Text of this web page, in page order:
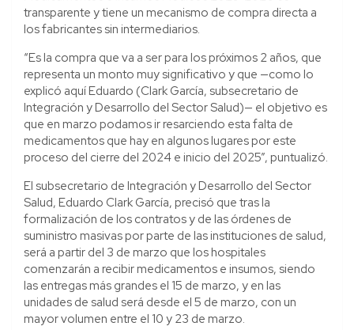
transparente y tiene un mecanismo de compra directa a
los fabricantes sin intermediarios.
“Es la compra que va a ser para los próximos 2 años, que
representa un monto muy significativo y que —como lo
explicó aquí Eduardo (Clark García, subsecretario de
Integración y Desarrollo del Sector Salud)— el objetivo es
que en marzo podamos ir resarciendo esta falta de
medicamentos que hay en algunos lugares por este
proceso del cierre del 2024 e inicio del 2025”, puntualizó.
El subsecretario de Integración y Desarrollo del Sector
Salud, Eduardo Clark García, precisó que tras la
formalización de los contratos y de las órdenes de
suministro masivas por parte de las instituciones de salud,
será a partir del 3 de marzo que los hospitales
comenzarán a recibir medicamentos e insumos, siendo
las entregas más grandes el 15 de marzo, y en las
unidades de salud será desde el 5 de marzo, con un
mayor volumen entre el 10 y 23 de marzo.